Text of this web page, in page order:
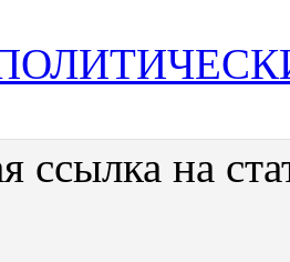
ссылка на